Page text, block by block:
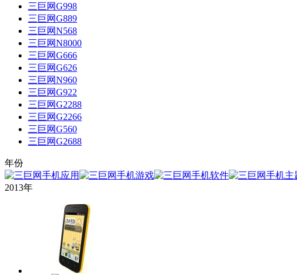
三巨网G998
三巨网G889
三巨网N568
三巨网N8000
三巨网G666
三巨网G626
三巨网N960
三巨网G922
三巨网G2288
三巨网G2266
三巨网G560
三巨网G2688
年份
2013年